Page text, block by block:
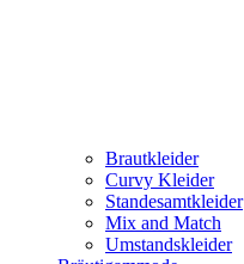
Brautkleider
Curvy Kleider
Standesamtkleider
Mix and Match
Umstandskleider